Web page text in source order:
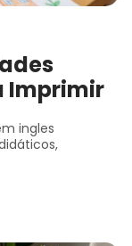
Imprimir
ingles